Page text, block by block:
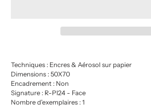
produit
à
votre
panier
Techniques : Encres & Aérosol sur papier
Dimensions : 50X70
Encadrement : Non
Signature : R-PI24 - Face
Nombre d'exemplaires : 1